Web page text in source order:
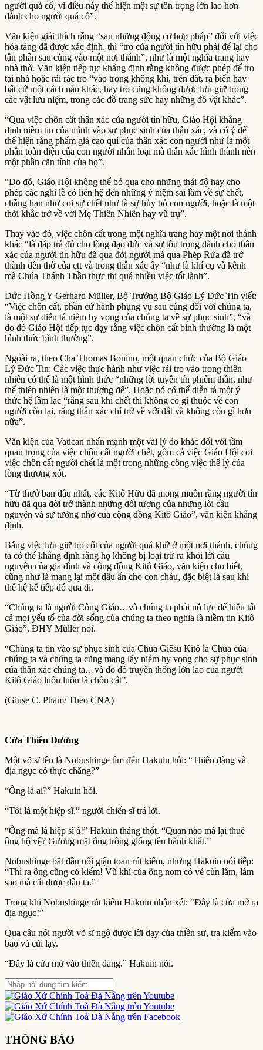
người quá cố, vì điều này thể hiện một sự tôn trọng lớn lao hơn
dành cho người quá cố”.
Văn kiện giải thích rằng “sau những động cơ hợp pháp” đối với việc
hỏa táng đã được xác định, thì “tro của người tín hữu phải để lại cho
tận phần sau cùng vào một nơi thánh”, như là một nghĩa trang hay
nhà thờ. Văn kiện tiếp tục khẳng định rằng không được phép để tro
tại nhà hoặc rải rác tro “vào trong không khí, trên đất, ra biển hay
bất cứ một cách nào khác, hay tro cũng không được lưu giữ trong
các vật lưu niệm, trong các đồ trang sức hay những đồ vật khác”.
“Qua việc chôn cất thân xác của người tín hữu, Giáo Hội khẳng
định niềm tin của mình vào sự phục sinh của thân xác, và có ý để
thể hiện rằng phẩm giá cao quí của thân xác con người như là một
phần toàn diện của con người nhân loại mà thân xác hình thành nên
một phần căn tính của họ”.
“Do đó, Giáo Hội không thể bỏ qua cho những thái độ hay cho
phép các nghi lễ có liên hệ đến những ý niệm sai lầm về sự chết,
chẳng hạn như coi sự chết như là sự hủy bỏ con người, hoặc là một
thời khắc trở về với Mẹ Thiên Nhiên hay vũ trụ”.
Thay vào đó, việc chôn cất trong một nghĩa trang hay một nơi thánh
khác “là đáp trả đủ cho lòng đạo đức và sự tôn trọng dành cho thân
xác của người tín hữu đã qua đời người mà qua Phép Rửa đã trở
thành đền thờ của ctt và trong thân xác ấy “như là khí cụ và kênh
mà Chúa Thánh Thần thực thi quá nhiều việc tốt lành”.
Đức Hồng Y Gerhard Müller, Bộ Trưởng Bộ Giáo Lý Đức Tin viết:
“Việc chôn cất, phần cử hành phụng vụ sau cùng đối với chúng ta,
là một sự diễn tả niềm hy vọng của chúng ta về sự phục sinh”, “và
do đó Giáo Hội tiếp tục dạy rằng việc chôn cất bình thường là một
hình thức bình thường”.
Ngoài ra, theo Cha Thomas Bonino, một quan chức của Bộ Giáo
Lý Đức Tin: Các việc thực hành như việc rải tro vào trong thiên
nhiên có thể là một hình thức “những lời tuyên tín phiếm thần, như
thể thiên nhiên là một thượng đế”. Hoặc nó có thể diễn tả một ý
thức hệ lầm lạc “rằng sau khi chết thì không có gì thuộc về con
người còn lại, rằng thân xác chỉ trở về với đất và không còn gì hơn
nữa”.
Văn kiện của Vatican nhấn mạnh một vài lý do khác đối với tầm
quan trọng của việc chôn cất người chết, gồm cả việc Giáo Hội coi
việc chôn cất người chết là một trong những công việc thể lý của
lòng thương xót.
“Từ thưở ban đầu nhất, các Kitô Hữu đã mong muốn rằng người tín
hữu đã qua đời trở thành những đối tượng của những lời cầu
nguyện và sự tưởng nhớ của cộng đồng Kitô Giáo”, văn kiện khẳng
định.
Bằng việc lưu giữ tro cốt của người quá khứ ở một nơi thánh, chúng
ta có thể khẳng định rằng họ không bị loại trừ ra khỏi lời cầu
nguyện của gia đình và cộng đồng Kitô Giáo, văn kiện cho biết,
cũng như là mang lại một dấu ấn cho con cháu, đặc biệt là sau khi
thế hệ kế tiếp đó qua đi.
“Chúng ta là người Công Giáo…và chúng ta phải nỗ lực để hiểu tất
cả mọi yếu tố của đời sống của chúng ta theo nghĩa là niềm tin Kitô
Giáo”, ĐHY Müller nói.
“Chúng ta tin vào sự phục sinh của Chúa Giêsu Kitô là Chúa của
chúng ta và chúng ta cũng mang lấy niềm hy vọng cho sự phục sinh
của thân xác chúng ta…và do đó truyền thống lớn lao của người
Kitô Giáo luôn luôn là chôn cất”.
(Giuse C. Pham/ Theo CNA)
Cửa Thiên Đường
Một võ sĩ tên là Nobushinge tìm đến Hakuin hỏi: “Thiên đàng và
địa ngục có thực chăng?”
“Ông là ai?” Hakuin hỏi.
“Tôi là một hiệp sĩ.” người chiến sĩ trả lời.
“Ông mà là hiệp sĩ à!” Hakuin thảng thốt. “Quan nào mà lại thuê
ông hộ vệ? Gương mặt ông trông giống tên hành khất.”
Nobushinge bắt đầu nổi giận toan rút kiếm, nhưng Hakuin nói tiếp:
“Thì ra ông cũng có kiếm! Vũ khí của ông nom có vẻ cùn lắm, làm
sao mà cắt được đầu ta.”
Trong khi Nobushinge rút kiếm Hakuin nhận xét: “Ðây là cửa mở ra
địa ngục!”
Qua câu nói người võ sĩ ngộ được lời dạy của thiền sư, tra kiếm vào
bao và cúi lạy.
“Ðây là cửa mở vào thiên đàng.” Hakuin nói.
THÔNG BÁO